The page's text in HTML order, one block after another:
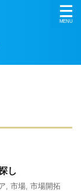
し
市場 市場開拓